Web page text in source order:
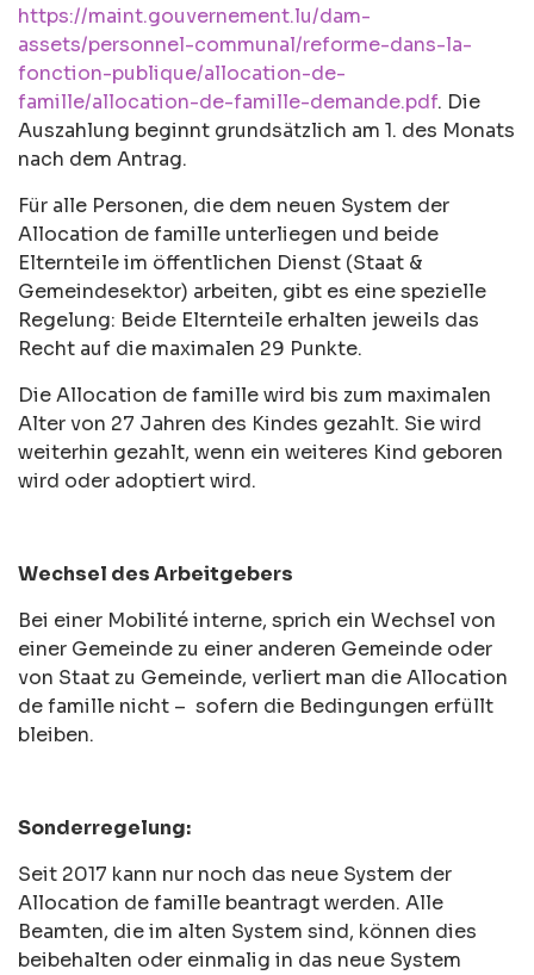
https://maint.gouvernement.lu/dam-
assets/personnel-communal/reforme-dans-la-
fonction-publique/allocation-de-
famille/allocation-de-famille-demande.pdf. Die
Auszahlung beginnt grundsätzlich am 1. des Monats
nach dem Antrag.
Für alle Personen, die dem neuen System der
Allocation de famille unterliegen und beide
Elternteile im öffentlichen Dienst (Staat &
Gemeindesektor) arbeiten, gibt es eine spezielle
Regelung: Beide Elternteile erhalten jeweils das
Recht auf die maximalen 29 Punkte.
Die Allocation de famille wird bis zum maximalen
Alter von 27 Jahren des Kindes gezahlt. Sie wird
weiterhin gezahlt, wenn ein weiteres Kind geboren
wird oder adoptiert wird.
Wechsel des Arbeitgebers
Bei einer Mobilité interne, sprich ein Wechsel von
einer Gemeinde zu einer anderen Gemeinde oder
von Staat zu Gemeinde, verliert man die Allocation
de famille nicht – sofern die Bedingungen erfüllt
bleiben.
Sonderregelung:
Seit 2017 kann nur noch das neue System der
Allocation de famille beantragt werden. Alle
Beamten, die im alten System sind, können dies
beibehalten oder einmalig in das neue System